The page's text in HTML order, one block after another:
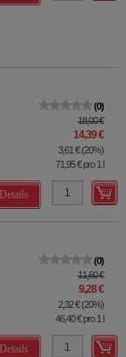
0
18,00 €
14,39 €
3,61 €(20%)
71,95 €pro 1 l
Details
0
11,60 €
9,28 €
2,32 €(20%)
46,40 €pro 1 l
Details